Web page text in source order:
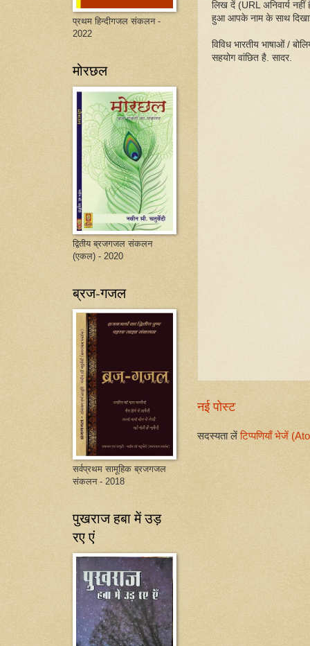
लिख दें (URL अनिवार्य
हुआ आपके नाम के साथ
विविध भारतीय भाषाओं /
सहयोग वांछित है. सादर.
नई पोस्ट
सदस्यता लेंटिप्पणियाँ भेजें
प्रथम हिन्दीगजल संकलन -
2022
मोरछल
द्वितीय ब्रजगजल संकलन
(एकल) - 2020
ब्रज-गजल
सर्वप्रथम सामूहिक ब्रजगजल
संकलन - 2018
पुखराज हबा में उड़
रए एं